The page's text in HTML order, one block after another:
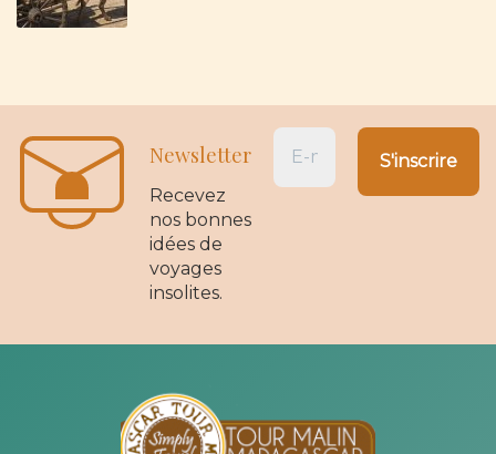
Newsletter
Recevez
nos bonnes
idées de
voyages
insolites.